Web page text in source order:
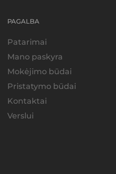
PAGALBA
Patarimai
Mano paskyra
Mokėjimo būdai
Pristatymo būdai
Kontaktai
Verslui